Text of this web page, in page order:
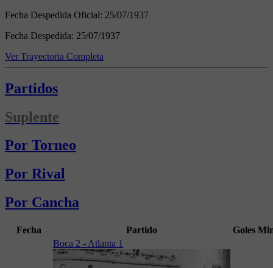
Fecha Despedida Oficial: 25/07/1937
Fecha Despedida: 25/07/1937
Ver Trayectoria Completa
Partidos
Suplente
Por Torneo
Por Rival
Por Cancha
Fecha Partido Goles
Boca 2 - Atlanta 1